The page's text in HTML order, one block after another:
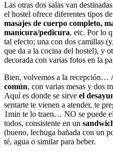
Las otras dos salas van
el hostel ofrece diferentes tipos
masajes de cuerpo completo,
manicura/pedicura, etc. Por lo
tal efecto; una con dos camillas
que da a la cocina del hostel), y
decorada con varias fotos en la
Bien, volvemos a la recepción…
común, con varias mesas y dos
Aquí es donde se sirve el
sentarte te vienen a atender, te
1min te lo traen… NO se puede
todos, consistente en un
(bueno, lechuga bañada con un
té, agua o similar para beber.